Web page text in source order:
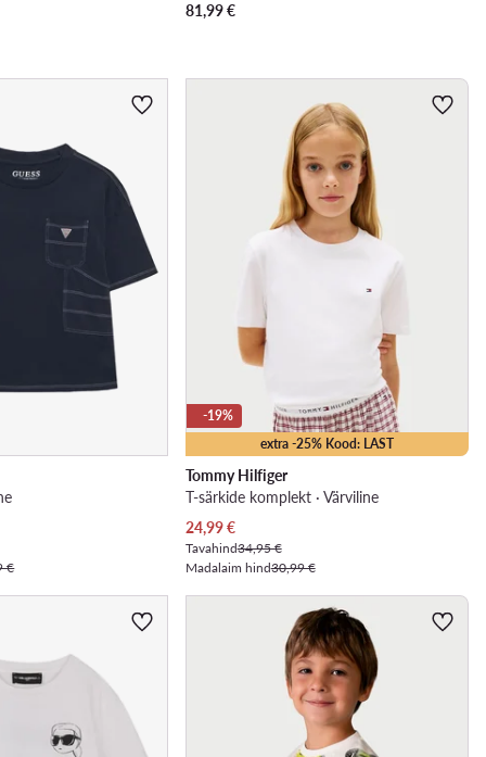
81,99€
€
extra -25% Kood: LAST
-19%
Tommy Hilfiger
T-särkide komplekt · Värviline
Praegune hind
24,99€
Tavahind34,95 €
Madalaim hind30,99 €